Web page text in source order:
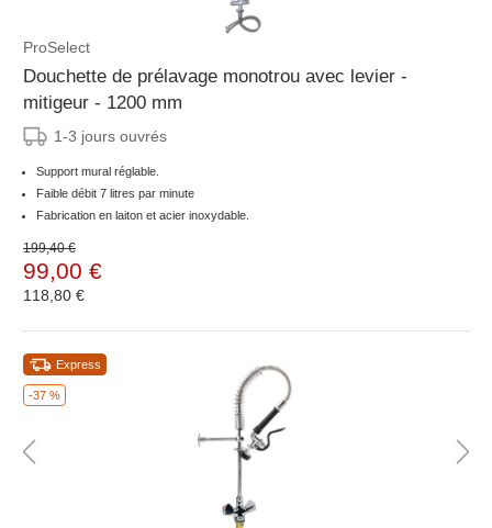
ProSelect
Douchette de prélavage monotrou avec levier -
mitigeur - 1200 mm
1-3 jours ouvrés
Support mural réglable.
Faible débit 7 litres par minute
Fabrication en laiton et acier inoxydable.
199,40 €
99,00 €
118,80 €
-37 %
Express